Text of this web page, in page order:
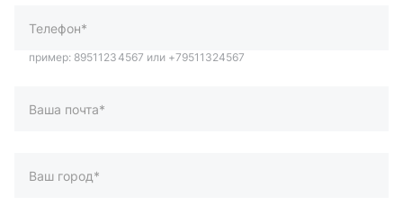
Отправить